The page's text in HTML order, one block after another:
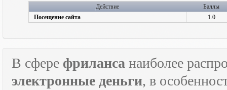
Действие
Баллы
Посещение сайта
1.0
В сфере фриланса наиболее
электронные деньги, в